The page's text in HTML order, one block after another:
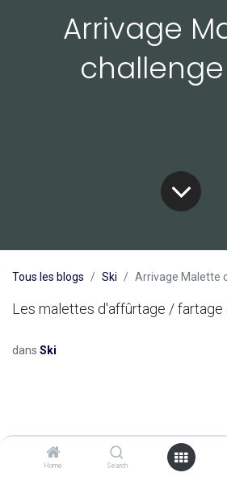
Home Search
Arrivage
Tous les blogs Ski Arrivage Malette
Les malettes d'affûrtage / fartage
dans Ski